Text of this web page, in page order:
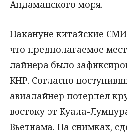
Андаманского моря.
Накануне китайские
что предполагаемое
лайнера было
КНР. Согласно
авиалайнер потерпел
востоку от Куала-
Вьетнама. На снимках,